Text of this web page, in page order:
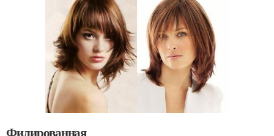
Филированная